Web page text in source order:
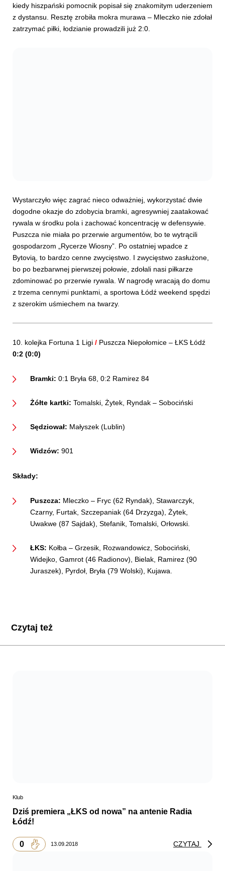
kiedy hiszpański pomocnik popisał się znakomitym uderzeniem
z dystansu. Resztę zrobiła mokra murawa – Mleczko nie zdołał
zatrzymać piłki, łodzianie prowadzili już 2:0.
Wystarczyło więc zagrać nieco odważniej, wykorzystać dwie
dogodne okazje do zdobycia bramki, agresywniej zaatakować
rywala w środku pola i zachować koncentrację w defensywie.
Puszcza nie miała po przerwie argumentów, bo te wytrącili
gospodarzom „Rycerze Wiosny”. Po ostatniej wpadce z
Bytovią, to bardzo cenne zwycięstwo. I zwycięstwo zasłużone,
bo po bezbarwnej pierwszej połowie, zdołali nasi piłkarze
zdominować po przerwie rywala. W nagrodę wracają do domu
z trzema cennymi punktami, a sportowa Łódź weekend spędzi
z szerokim uśmiechem na twarzy.
10. kolejka Fortuna 1 Ligi / Puszcza Niepołomice – ŁKS Łódź
0:2 (0:0)
Bramki: 0:1 Bryła 68, 0:2 Ramirez 84
Żółte kartki: Tomalski, Żytek, Ryndak – Sobociński
Sędziował: Małyszek (Lublin)
Widzów: 901
Składy:
Puszcza: Mleczko – Fryc (62 Ryndak), Stawarczyk,
Czarny, Furtak, Szczepaniak (64 Drzyzga), Żytek,
Uwakwe (87 Sajdak), Stefanik, Tomalski, Orłowski.
ŁKS: Kołba – Grzesik, Rozwandowicz, Sobociński,
Widejko, Gamrot (46 Radionov), Bielak, Ramirez (90
Juraszek), Pyrdoł, Bryła (79 Wolski), Kujawa.
Czytaj też
Klub
Dziś premiera „ŁKS od nowa” na antenie Radia
Łódź!
0 13.09.2018 CZYTAJ